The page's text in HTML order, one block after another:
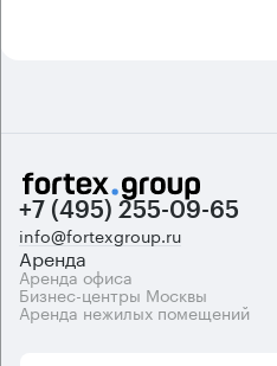
+7 (495) 255-09-65
info@fortexgroup.ru
Аренда
Аренда офиса
Бизнес-центры Москвы
Аренда нежилых помещений